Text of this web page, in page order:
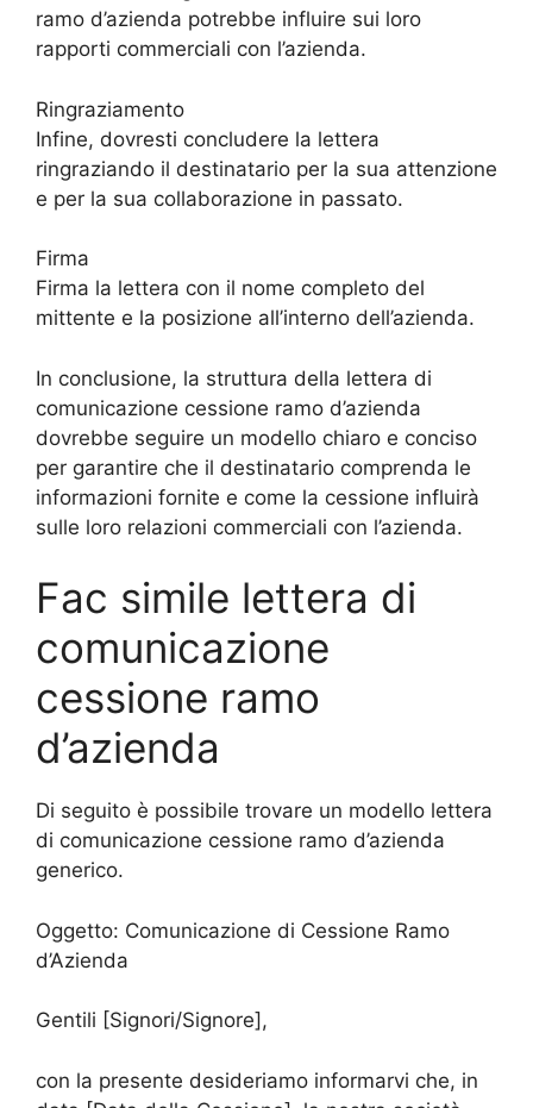
ramo d’azienda potrebbe influire sui loro
rapporti commerciali con l’azienda.
Ringraziamento
Infine, dovresti concludere la lettera
ringraziando il destinatario per la sua attenzione
e per la sua collaborazione in passato.
Firma
Firma la lettera con il nome completo del
mittente e la posizione all’interno dell’azienda.
In conclusione, la struttura della lettera di
comunicazione cessione ramo d’azienda
dovrebbe seguire un modello chiaro e conciso
per garantire che il destinatario comprenda le
informazioni fornite e come la cessione influirà
sulle loro relazioni commerciali con l’azienda.
Fac simile lettera di
comunicazione
cessione ramo
d’azienda
Di seguito è possibile trovare un modello lettera
di comunicazione cessione ramo d’azienda
generico.
Oggetto: Comunicazione di Cessione Ramo
d’Azienda
Gentili [Signori/Signore],
con la presente desideriamo informarvi che, in